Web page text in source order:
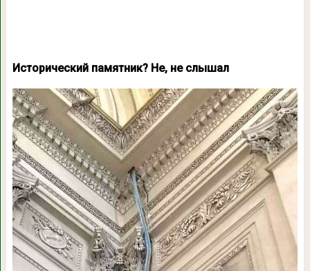
Исторический памятник? Не, не слышал